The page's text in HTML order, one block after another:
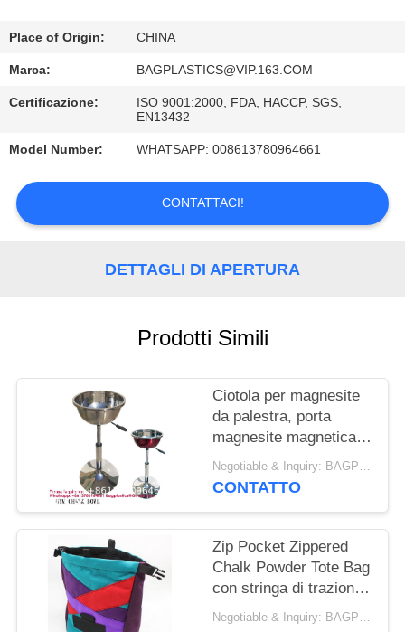
CONTATTICI
UNA
CITAZIONE
POLICY
Place of Origin: CHINA
Marca: BAGPLASTICS@VIP.163.COM
Certificazione:
ISO 9001:2000, FDA, HACCP, SGS,
EN13432
Model Number: WHATSAPP: 008613780964661
CONTATTACI!
DETTAGLI DI APERTURA
Prodotti Simili
Ciotola per magnesite
da palestra, porta
magnesite magnetica
per sollevamento pesi,
secchio per
sollevamento pesi,
contenitore di
stoccaggio multi-
vassoio curvo
Negotiable & Inquiry: BAGPLASTICS@GMAIL.COM WHATSAPP:+8613780964661 MOQ:1
CONTATTO
Zip Pocket Zippered
Chalk Powder Tote Bag
con stringa di trazione
rinforzata Grande
Negotiable & Inquiry: BAGPLASTICS@GMAIL.COM WHATSAPP:+8613780964661 MOQ:1